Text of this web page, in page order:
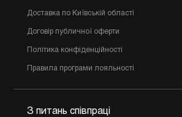
Доставка по Київській області
Договір публичної оферти
Політика конфіденційності
Правила програми лояльності
З питань співпраці